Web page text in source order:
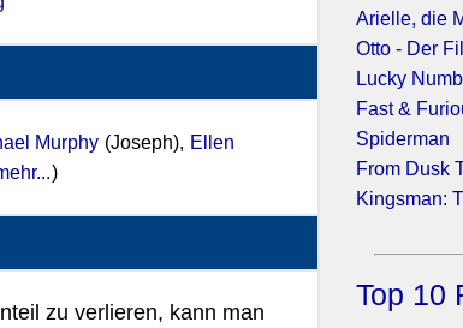
Murphy (Joseph), Ellen
)
zu verlieren, kann man
Arielle, die
Otto - Der
Lucky
Fast &
Spiderman
From Dusk
Kingsman:
Top 10